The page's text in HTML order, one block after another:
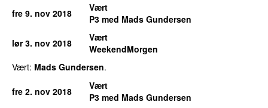
fre 9. nov 2018
Vært
P3 med Mads Gundersen
lør 3. nov 2018
Vært
WeekendMorgen
Vært: Mads Gundersen.
fre 2. nov 2018
Vært
P3 med Mads Gundersen